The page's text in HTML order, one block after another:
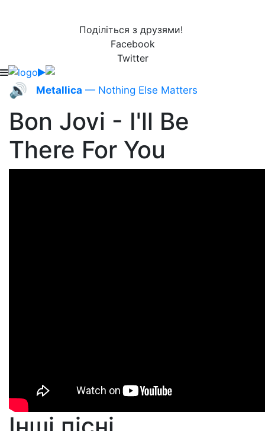
Поділіться з друзями!
Facebook
Twitter
🔊 Metallica — Nothing Else Matters
Bon Jovi - I'll Be
There For You